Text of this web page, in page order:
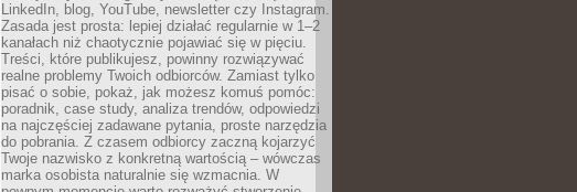
LinkedIn, blog, YouTube, newsletter czy Instagram.
Zasada jest prosta: lepiej działać regularnie w 1–2
kanałach niż chaotycznie pojawiać się w pięciu.
Treści, które publikujesz, powinny rozwiązywać
realne problemy Twoich odbiorców. Zamiast tylko
pisać o sobie, pokaż, jak możesz komuś pomóc:
poradnik, case study, analiza trendów, odpowiedzi
na najczęściej zadawane pytania, proste narzędzia
do pobrania. Z czasem odbiorcy zaczną kojarzyć
Twoje nazwisko z konkretną wartością – wówczas
marka osobista naturalnie się wzmacnia. W